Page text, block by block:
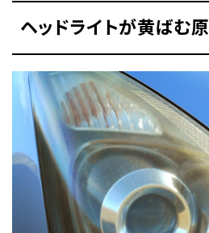
ヘッドライトが黄ばむ